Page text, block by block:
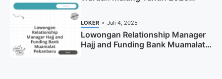
LOKER Juli 4, 2025
Lowongan Relationship Manager
Hajj and Funding Bank Muamalat